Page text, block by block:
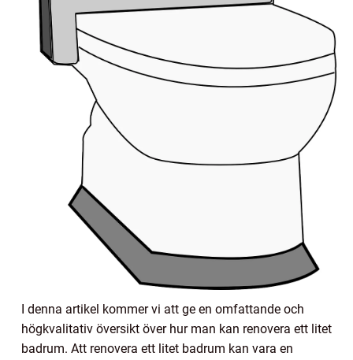
I denna artikel kommer vi att ge en omfattande och
högkvalitativ översikt över hur man kan renovera ett litet
badrum. Att renovera ett litet badrum kan vara en